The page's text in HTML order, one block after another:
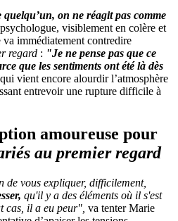
on ne réagit pas comme
visiblement en colère et
immédiatement contredire
regard : "Je ne pense pas que ce
que les sentiments ont été là dès
vient encore alourdir l’atmosphère
entrevoir une rupture difficile à
amoureuse pour
au premier regard
vous expliquer, difficilement,
qu'il y a des éléments où il s'est
cas, il a eu peur", va tenter Marie